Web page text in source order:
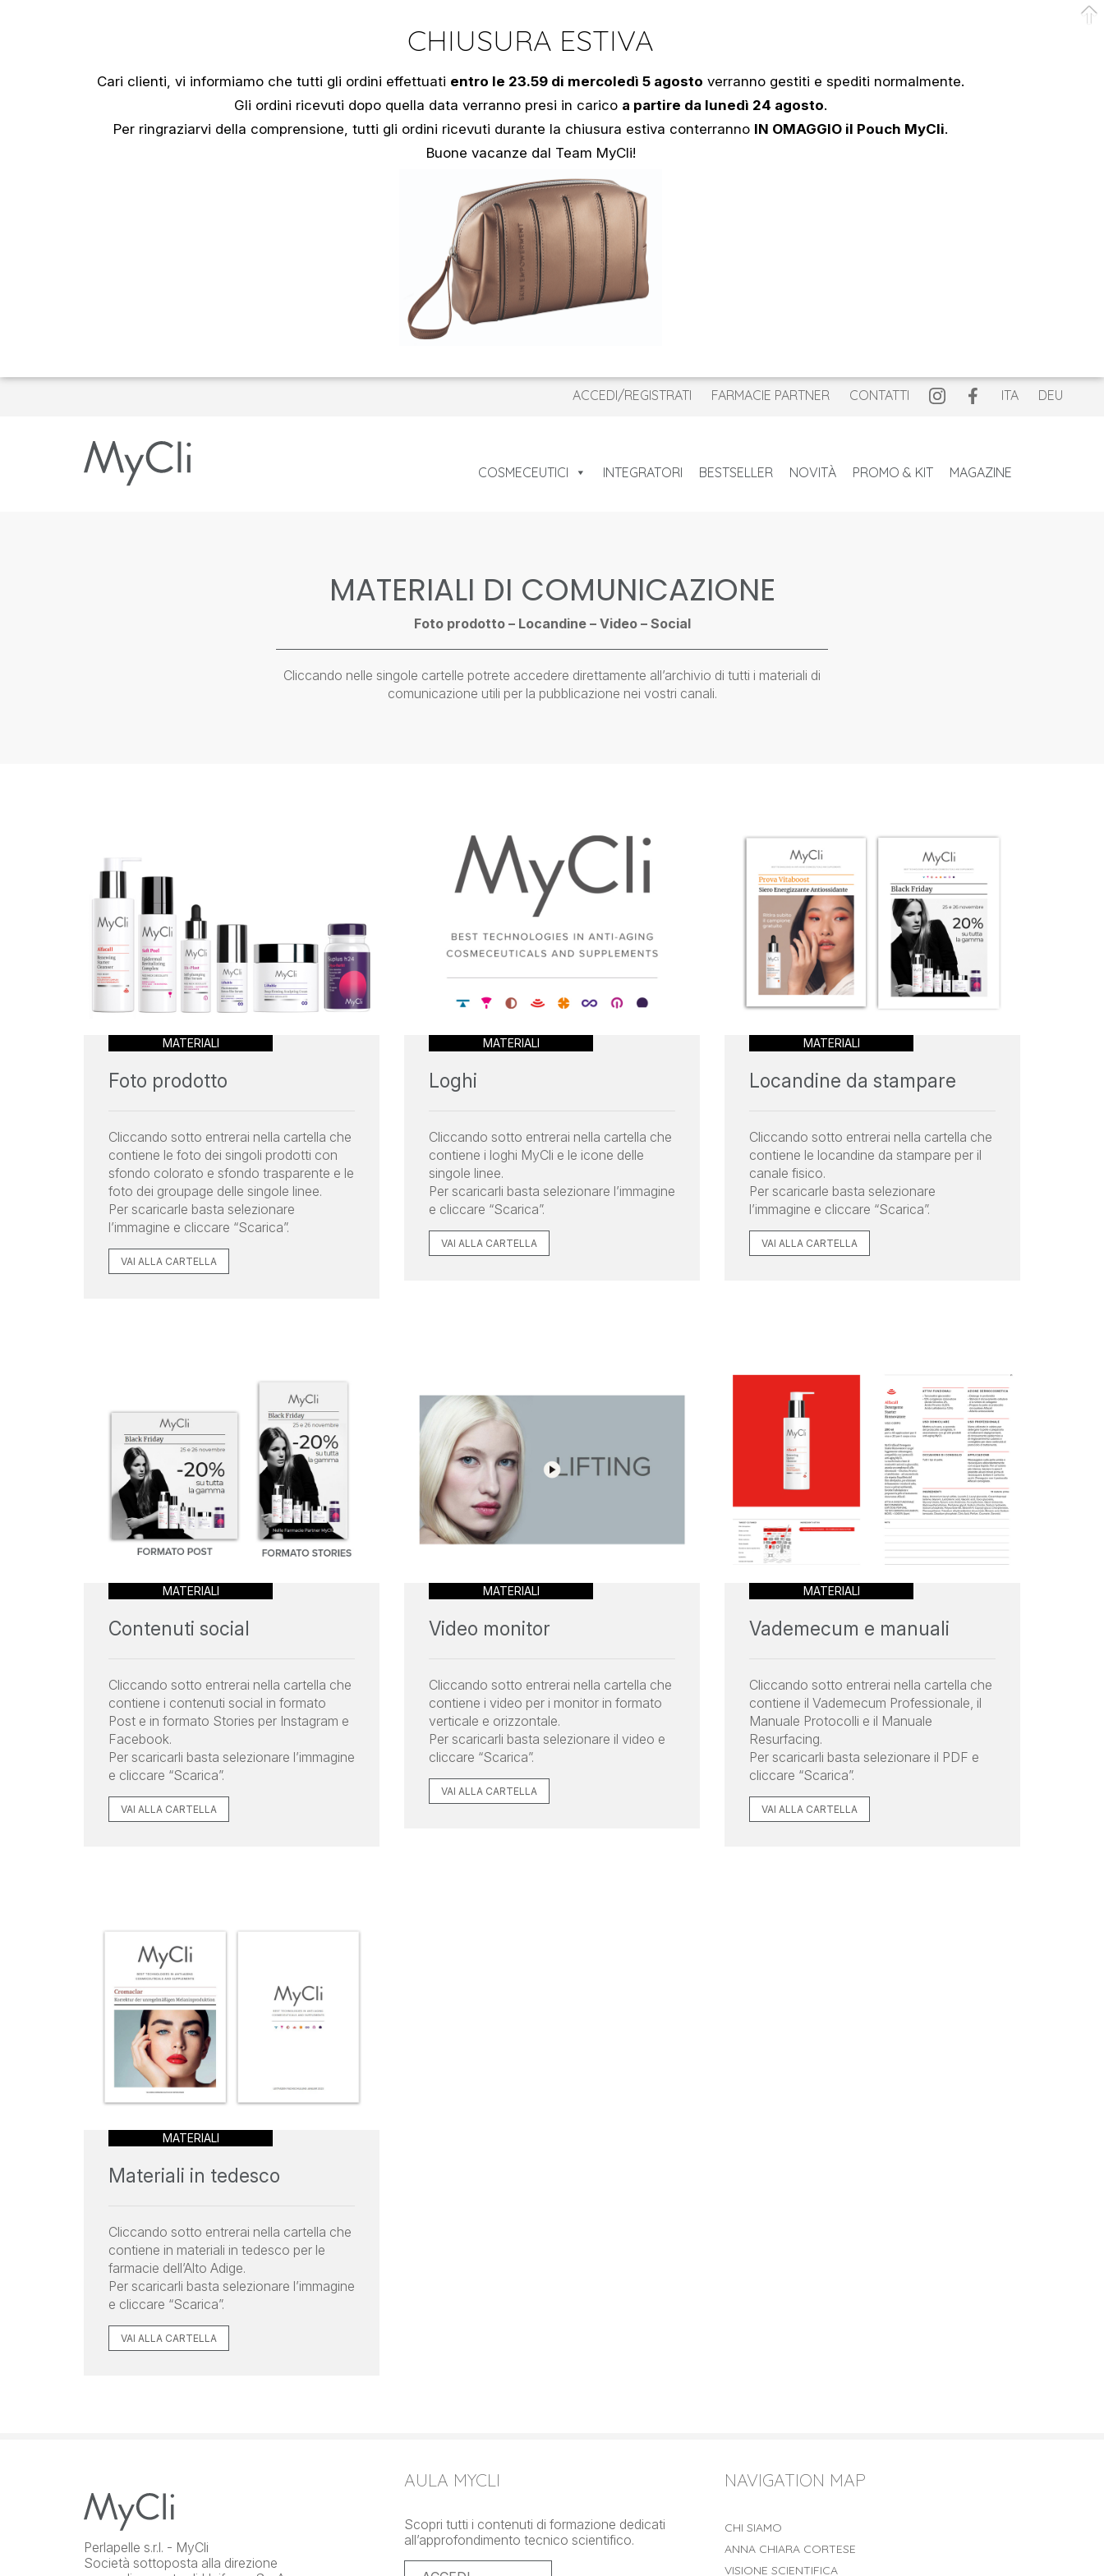
ACCEDI/REGISTRATI FARMACIE PARTNER CONTATTI ITA DEU
COSMECEUTICI INTEGRATORI BESTSELLER NOVITÀ PROMO & KIT MAGAZINE
MATERIALI DI COMUNICAZIONE
Foto prodotto – Locandine – Video – Social
Cliccando nelle singole cartelle potrete accedere direttamente all’archivio di tutti i materiali di
comunicazione utili per la pubblicazione nei vostri canali.
MATERIALI
Foto prodotto
Cliccando sotto entrerai nella cartella che
contiene le foto dei singoli prodotti con
sfondo colorato e sfondo trasparente e le
foto dei groupage delle singole linee.
Per scaricarle basta selezionare
l’immagine e cliccare “Scarica”.
VAI ALLA CARTELLA
MATERIALI
Loghi
Cliccando sotto entrerai nella cartella che
contiene i loghi MyCli e le icone delle
singole linee.
Per scaricarli basta selezionare l’immagine
e cliccare “Scarica”.
VAI ALLA CARTELLA
MATERIALI
Locandine da stampare
Cliccando sotto entrerai nella cartella che
contiene le locandine da stampare per il
canale fisico.
Per scaricarle basta selezionare
l’immagine e cliccare “Scarica”.
VAI ALLA CARTELLA
MATERIALI
Contenuti social
Cliccando sotto entrerai nella cartella che
contiene i contenuti social in formato
Post e in formato Stories per Instagram e
Facebook.
Per scaricarli basta selezionare l’immagine
e cliccare “Scarica”.
VAI ALLA CARTELLA
MATERIALI
Video monitor
Cliccando sotto entrerai nella cartella che
contiene i video per i monitor in formato
verticale e orizzontale.
Per scaricarli basta selezionare il video e
cliccare “Scarica”.
VAI ALLA CARTELLA
MATERIALI
Vademecum e manuali
Cliccando sotto entrerai nella cartella che
contiene il Vademecum Professionale, il
Manuale Protocolli e il Manuale
Resurfacing.
Per scaricarli basta selezionare il PDF e
cliccare “Scarica”.
VAI ALLA CARTELLA
MATERIALI
Materiali in tedesco
Cliccando sotto entrerai nella cartella che
contiene in materiali in tedesco per le
farmacie dell’Alto Adige.
Per scaricarli basta selezionare l’immagine
e cliccare “Scarica”.
VAI ALLA CARTELLA
Perlapelle s.r.l. - MyCli
Società sottoposta alla direzione
AULA MYCLI
Scopri tutti i contenuti di formazione dedicati
all’approfondimento tecnico scientifico.
NAVIGATION MAP
CHI SIAMO
ANNA CHIARA CORTESE
VISIONE SCIENTIFICA
CHIUSURA ESTIVA
Cari clienti, vi informiamo che tutti gli ordini effettuati entro le 23.59 di mercoledì 5 agosto verranno gestiti e spediti normalmente.
Gli ordini ricevuti dopo quella data verranno presi in carico a partire da lunedì 24 agosto.
Per ringraziarvi della comprensione, tutti gli ordini ricevuti durante la chiusura estiva conterranno IN OMAGGIO il Pouch MyCli.
Buone vacanze dal Team MyCli!